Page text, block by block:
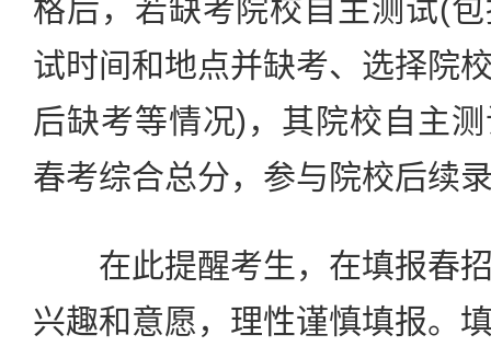
格后，若缺考院校自主测试(
试时间和地点并缺考、选择院
后缺考等情况)，其院校自主
春考综合总分，参与院校后续
在此提醒考生，在填报春招
兴趣和意愿，理性谨慎填报。